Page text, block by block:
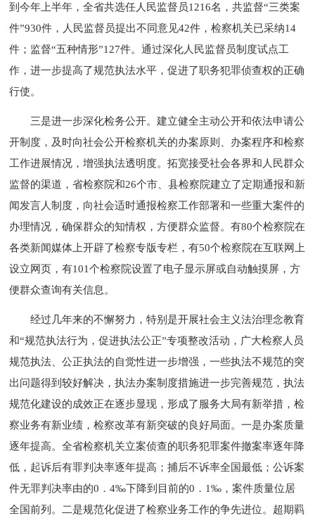
到今年上半年，全省共选任人民监督员1216名，共监督“三类案
件”930件，人民监督员提出不同意见42件，检察机关已采纳14
件；监督“五种情形”127件。通过深化人民监督员制度试点工
作，进一步提高了规范执法水平，促进了职务犯罪侦查权的正确
行使。
三是进一步深化检务公开。建立健全主动公开和依法申请公
开制度，及时向社会公开检察机关的办案原则、办案程序和检察
工作进展情况，增强执法透明度。拓宽接受社会各界和人民群众
监督的渠道，省检察院和26个市、县检察院建立了定期通报和新
闻发言人制度，向社会适时通报检察工作部署和一些重大案件的
办理情况，确保群众的知情权，方便群众监督。有80个检察院在
各类新闻媒体上开辟了检察专版专栏，有50个检察院在互联网上
设立网页，有101个检察院设置了电子显示屏或自动触摸屏，方
便群众查询有关信息。
经过几年来的不懈努力，特别是开展社会主义法治理念教育
和“规范执法行为，促进执法公正”专项整改活动，广大检察人员
规范执法、公正执法的自觉性进一步增强，一些执法不规范的突
出问题得到较好解决，执法办案制度措施进一步完善规范，执法
规范化建设的成效正在逐步显现，形成了服务大局有新举措，检
察业务有新业绩，检察改革有新突破的良好局面。一是办案质量
逐年提高。全省检察机关立案侦查的职务犯罪案件撤案率逐年降
低，起诉后有罪判决率逐年提高；捕后不诉率全国最低；公诉案
件无罪判决率由的0．4‰下降到目前的0．1‰，案件质量位居
全国前列。二是规范化促进了检察业务工作的争先进位。超期羁